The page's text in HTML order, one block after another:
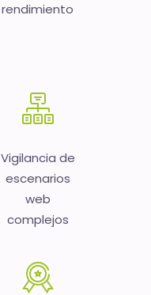
rendimiento
Vigilancia de
escenarios
web
complejos